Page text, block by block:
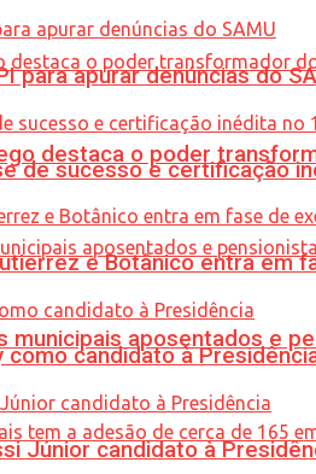
destaca o poder
municipais aposentados e
para apurar denúncias do
de sucesso e certificação
e Botânico entra em
candidato à
Júnior candidato à